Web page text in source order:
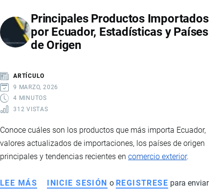
ECUADOR:
QUÉ
IMPUESTOS
Y
CÓMO
SE
Principales Productos Importados
por Ecuador, Estadísticas y Países
de Origen
ARTÍCULO
9 MARZO, 2026
4 MINUTOS
312 VISTAS
Conoce cuáles son los productos que más importa Ecuador,
valores actualizados de importaciones, los países de origen
principales y tendencias recientes en comercio exterior.
LEE MÁS SOBRE
INICIE SESIÓN o REGISTRESE para enviar